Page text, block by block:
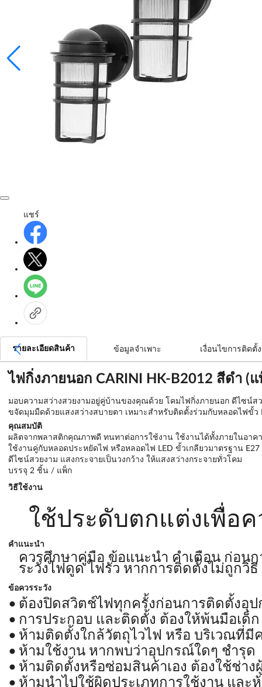
แชร์
รายละเอียดสินค้า ข้อมูลจำเพาะ เงื่อนไขการติดตั้ง
ไฟกิ่งภายนอก CARINI HK-B2012 สีดำ (
มอบความสว่างสวยงามอยู่คู่บ้านของคุณด้วย โคมไฟกิ่งภายนอก ดีไซน์
ขจัดมุมมืดด้วยแสงสว่างสบายตา เหมาะสำหรับติดตั้งร่วมกับหลอดไฟขั้ว
คุณสมบัติ
ผลิตจากพลาสติกคุณภาพดี ทนทาต่อการใช้งาน ใช้งานได้ทั้งภายในอาค
ใช้งานคู่กับหลอดประหยัดไฟ หรือหลอดไฟ LED ขั้วเกลียวมาตรฐาน E27
ดีไซน์สวยงาม แสงกระจายเป็นวงกว้าง ให้แสงสว่างกระจายทั่วโคม
บรรจุ 2 ชิ้น / แพ็ก
วิธีใช้งาน
ใช้ประดับตกแต่งเพื่อ
คำแนะนำ
ควรศึกษาคู่มือ ข้อแนะนำ คำเตือน ก่อน
ระวังไฟดูด ไฟรั่ว หากการติดตั้งไม่ถูกวิธี
ข้อควรระวัง
ต้องปิดสวิตช์ไฟทุกครั้งก่อนการติดตั้งอุ
การประกอบ และติดตั้ง ต้องให้พ้นมือเด็ก
ห้ามติดตั้งใกล้วัตถุไวไฟ หรือ บริเวณที่มี
ห้ามใช้งาน หากพบว่าอุปกรณ์ใดๆ ชำรุด
ห้ามติดตั้งหรือซ่อมสินค้าเอง ต้องใช้ช่าง
ห้ามนำไปใช้ผิดประเภทการใช้งาน แล